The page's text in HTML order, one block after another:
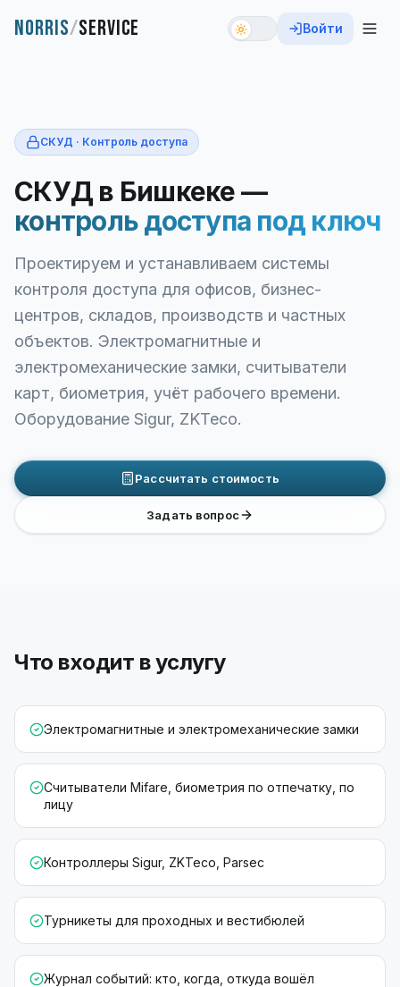
NORRIS/SERVICE Войти
СКУД · Контроль доступа
СКУД в Бишкеке —
контроль доступа под ключ
Проектируем и устанавливаем системы
контроля доступа для офисов, бизнес-
центров, складов, производств и частных
объектов. Электромагнитные и
электромеханические замки, считыватели
карт, биометрия, учёт рабочего времени.
Оборудование Sigur, ZKTeco.
Рассчитать стоимость
Задать вопрос
Что входит в услугу
Электромагнитные и электромеханические замки
Считыватели Mifare, биометрия по отпечатку, по
лицу
Контроллеры Sigur, ZKTeco, Parsec
Турникеты для проходных и вестибюлей
Журнал событий: кто, когда, откуда вошёл